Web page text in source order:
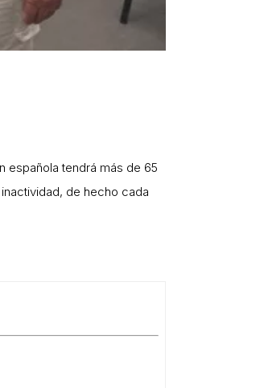
española tendrá más de 65
de hecho cada